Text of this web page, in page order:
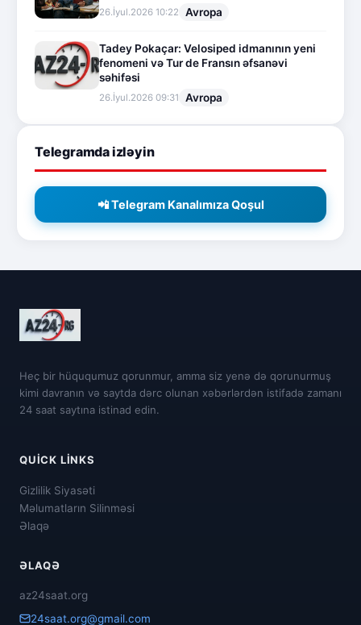
26.İyul.2026 10:22 Avropa
Tadey Pokaçar: Velosiped idmanının yeni
fenomeni və Tur de Fransın əfsanəvi
səhifəsi
26.İyul.2026 09:31 Avropa
Telegramda izləyin
📲 Telegram Kanalımıza Qoşul
Heç bir hüququmuz qorunmur, amma siz yenə də qorunurmuş
kimi davranın və saytda dərc olunan xəbərlərdən istifadə zamanı
24 saat saytına istinad edin.
QUICK LINKS
Gizlilik Siyasəti
Məlumatların Silinməsi
Əlaqə
ƏLAQƏ
az24saat.org
24saat.org@gmail.com